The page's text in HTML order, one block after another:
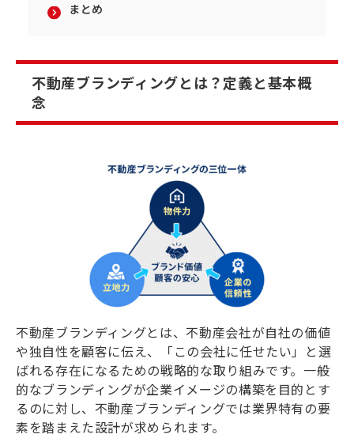
まとめ
不動産ブランディングとは？定義と基本概
念
不動産ブランディングとは、不動産会社が自社の価値
や独自性を顧客に伝え、「この会社に任せたい」と選
ばれる存在になるための戦略的な取り組みです。一般
的なブランディングが企業イメージの構築を目的とす
るのに対し、不動産ブランディングでは業界特有の要
素を踏まえた設計が求められます。